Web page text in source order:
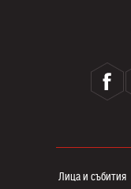
Лица и събития